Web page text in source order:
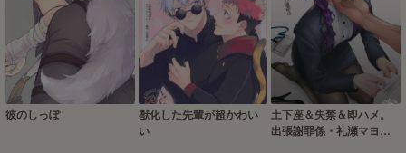
彼のしっぽ
獣化した先輩が超かわい
い
土下座＆失禁＆即ハメ。
出張謝罪係・礼瀬マヨイ